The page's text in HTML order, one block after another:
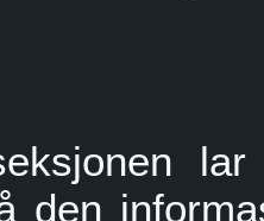
den